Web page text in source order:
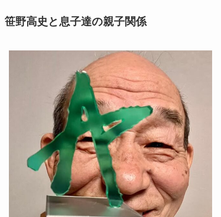
笹野高史と息子達の親子関係